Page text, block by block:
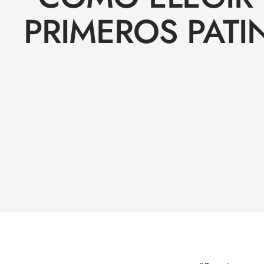
PRIMEROS